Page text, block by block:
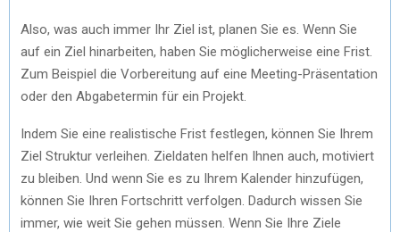
Also, was auch immer Ihr Ziel ist, planen Sie es. Wenn Sie
auf ein Ziel hinarbeiten, haben Sie möglicherweise eine Frist.
Zum Beispiel die Vorbereitung auf eine Meeting-Präsentation
oder den Abgabetermin für ein Projekt.
Indem Sie eine realistische Frist festlegen, können Sie Ihrem
Ziel Struktur verleihen. Zieldaten helfen Ihnen auch, motiviert
zu bleiben. Und wenn Sie es zu Ihrem Kalender hinzufügen,
können Sie Ihren Fortschritt verfolgen. Dadurch wissen Sie
immer, wie weit Sie gehen müssen. Wenn Sie Ihre Ziele